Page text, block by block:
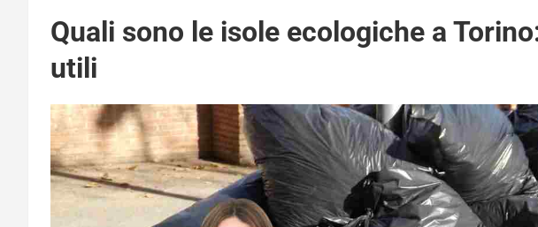
Quali sono le isole ecologiche a
utili